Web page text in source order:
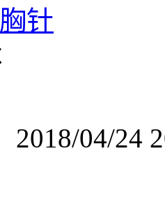
胸针
2018/04/24